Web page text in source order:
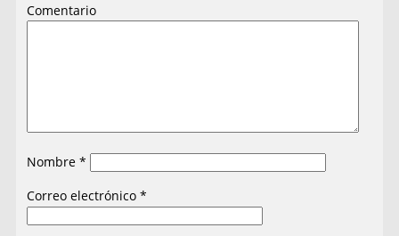
Comentario
Nombre*
Correo electrónico*